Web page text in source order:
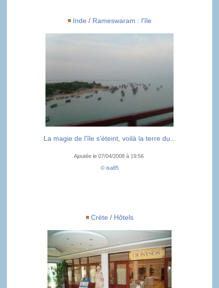
Inde / Rameswaram : l'île
La magie de l'île s'éteint, voilà la terre du...
Ajoutée le 07/04/2008 à 19:56
© isa85
Crète / Hôtels